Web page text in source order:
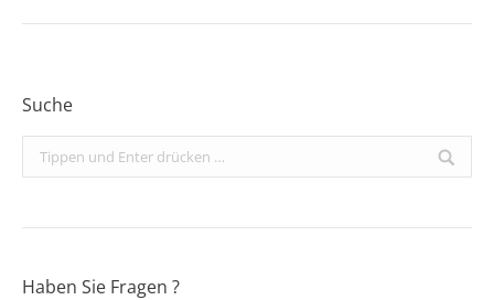
Suche
Search:
Haben Sie Fragen ?